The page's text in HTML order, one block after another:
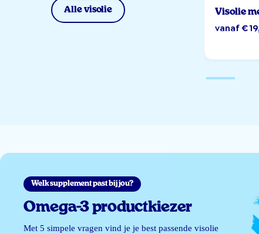
Alle visolie Visolie
vanaf €
Welk supplement past bij jou?
Omega-3 productkiezer
Met 5 simpele vragen vind je je best passende visolie